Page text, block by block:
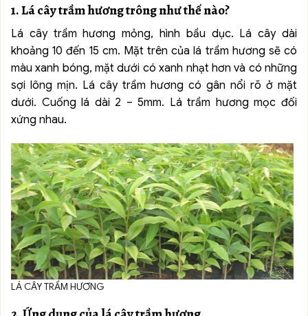
1. Lá cây trầm hương trông như thế nào?
Lá cây trầm hương mỏng, hình bầu dục. Lá cây dài
khoảng 10 đến 15 cm. Mặt trên của lá trầm hương sẽ có
màu xanh bóng, mặt dưới có xanh nhạt hơn và có những
sợi lông mịn. Lá cây trầm hương có gân nổi rõ ở mặt
dưới. Cuống lá dài 2 – 5mm. Lá trầm hương mọc đối
xứng nhau.
LÁ CÂY TRẦM HƯƠNG